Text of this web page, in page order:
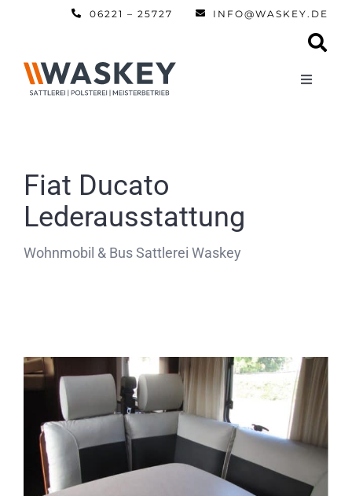
06221 – 25727 INFO@WASKEY.DE
Toggle
Partner
Journal
Fiat Ducato
Lederausstattung
Wohnmobil & Bus Sattlerei Waskey